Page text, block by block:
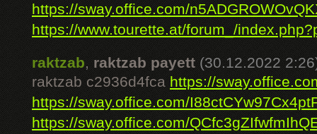
https://sway.office.com/
https://www.tourette.at/forum_/
raktzab, raktzab payett (30.12.2022
raktzab c2936d4fcahttps://
https://sway.office.com/
https://sway.office.com/